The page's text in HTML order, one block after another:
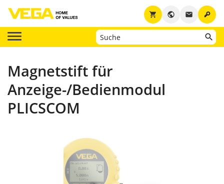
key
email
public
shopping_cart
Magnetstift für
Anzeige-/Bedienmodul
PLICSCOM